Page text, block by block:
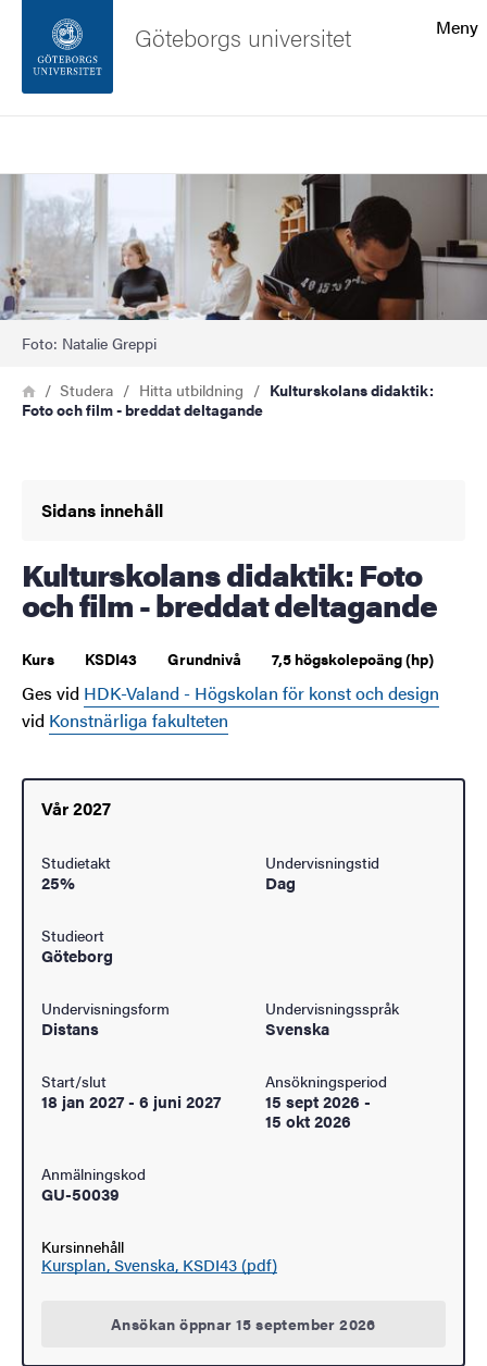
Sidfoten
Om webbplatsen
Meny
Göteborgs universitet
Bild
Foto: Natalie Greppi
Länkstig
HemStudera Hitta utbildning
Kulturskolans didaktik:
Foto och film - breddat deltagande
Sidans innehåll
Kulturskolans didaktik: Foto
och film - breddat deltagande
Kurs KSDI43 Grundnivå 7,5 högskolepoäng (hp)
Ges vid HDK-Valand - Högskolan för konst och design
vid Konstnärliga fakulteten
Vår 2027
Studietakt
25%
Undervisningstid
Dag
Studieort
Göteborg
Undervisningsform
Distans
Undervisningsspråk
Svenska
Start/slut
18 jan 2027- 6 juni 2027
Ansökningsperiod
15 sept 2026 -
15 okt 2026
Anmälningskod
GU-50039
Kursinnehåll
Kursplan, Svenska, KSDI43 (pdf)
Ansökan öppnar 15 september 2026